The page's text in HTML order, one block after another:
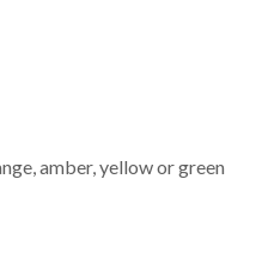
amber, yellow or green